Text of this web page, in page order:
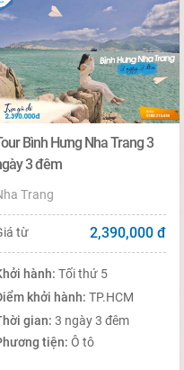
Bình Hưng Nha Trang 3
3 đêm
Trang
từ 2,390,000 đ
hành:Tối thứ 5
khởi hành:TP.HCM
gian:3 ngày 3 đêm
tiện:Ô tô